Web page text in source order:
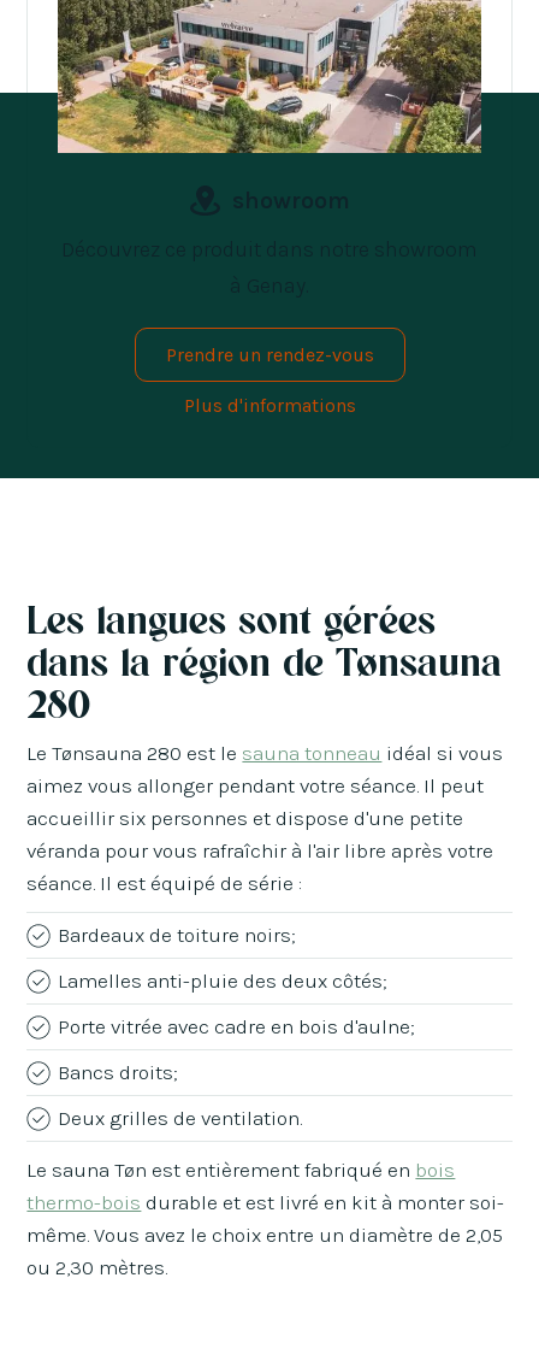
showroom
Découvrez ce produit dans notre showroom
à Genay.
Prendre un rendez-vous
Plus d'informations
Les langues sont gérées
dans la région de Tønsauna
280
Le Tønsauna 280 est le sauna tonneau idéal si vous
aimez vous allonger pendant votre séance. Il peut
accueillir six personnes et dispose d'une petite
véranda pour vous rafraîchir à l'air libre après votre
séance. Il est équipé de série :
Bardeaux de toiture noirs;
Lamelles anti-pluie des deux côtés;
Porte vitrée avec cadre en bois d'aulne;
Bancs droits;
Deux grilles de ventilation.
Le sauna Tøn est entièrement fabriqué en bois
thermo-bois durable et est livré en kit à monter soi-
même. Vous avez le choix entre un diamètre de 2,05
ou 2,30 mètres.